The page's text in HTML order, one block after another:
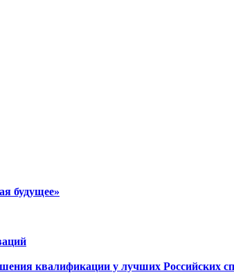
будущее»
квалификации у лучших Российских